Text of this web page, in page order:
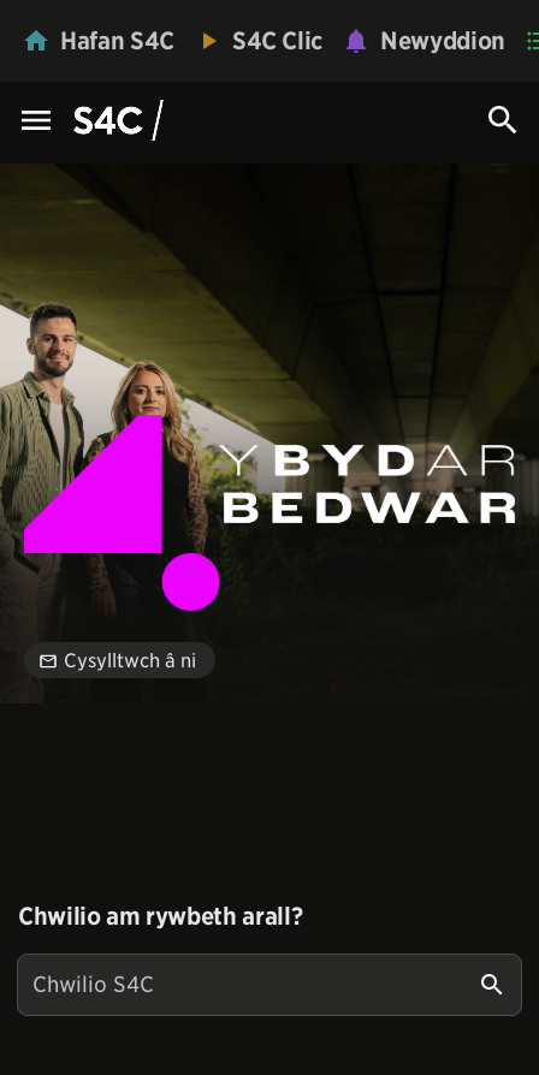
Hafan S4C S4C Clic Newyddion
Cysylltwch â ni
Chwilio am rywbeth arall?